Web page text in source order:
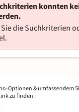
konnten
die Suchkriterien
Optionen & umfassendem
zu finden.